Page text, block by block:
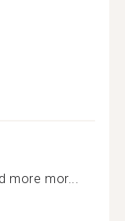
more mor...